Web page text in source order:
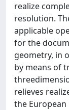
realize
resolution.
applicable
for the
geometry, in
by means of
relieves
the European